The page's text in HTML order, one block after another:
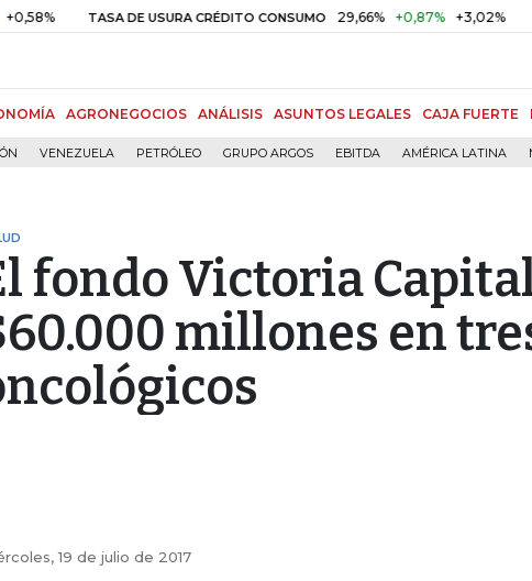
TASA DE USURA CRÉDITO CONSUMO 29,66% +0,87% +3,02% DTF
AGRONEGOCIOS ANÁLISIS ASUNTOS LEGALES CAJA FUERTE
VENEZUELA PETRÓLEO GRUPO ARGOS EBITDA AMÉRICA LATINA
fondo Victoria
millones en
19 de julio de 2017